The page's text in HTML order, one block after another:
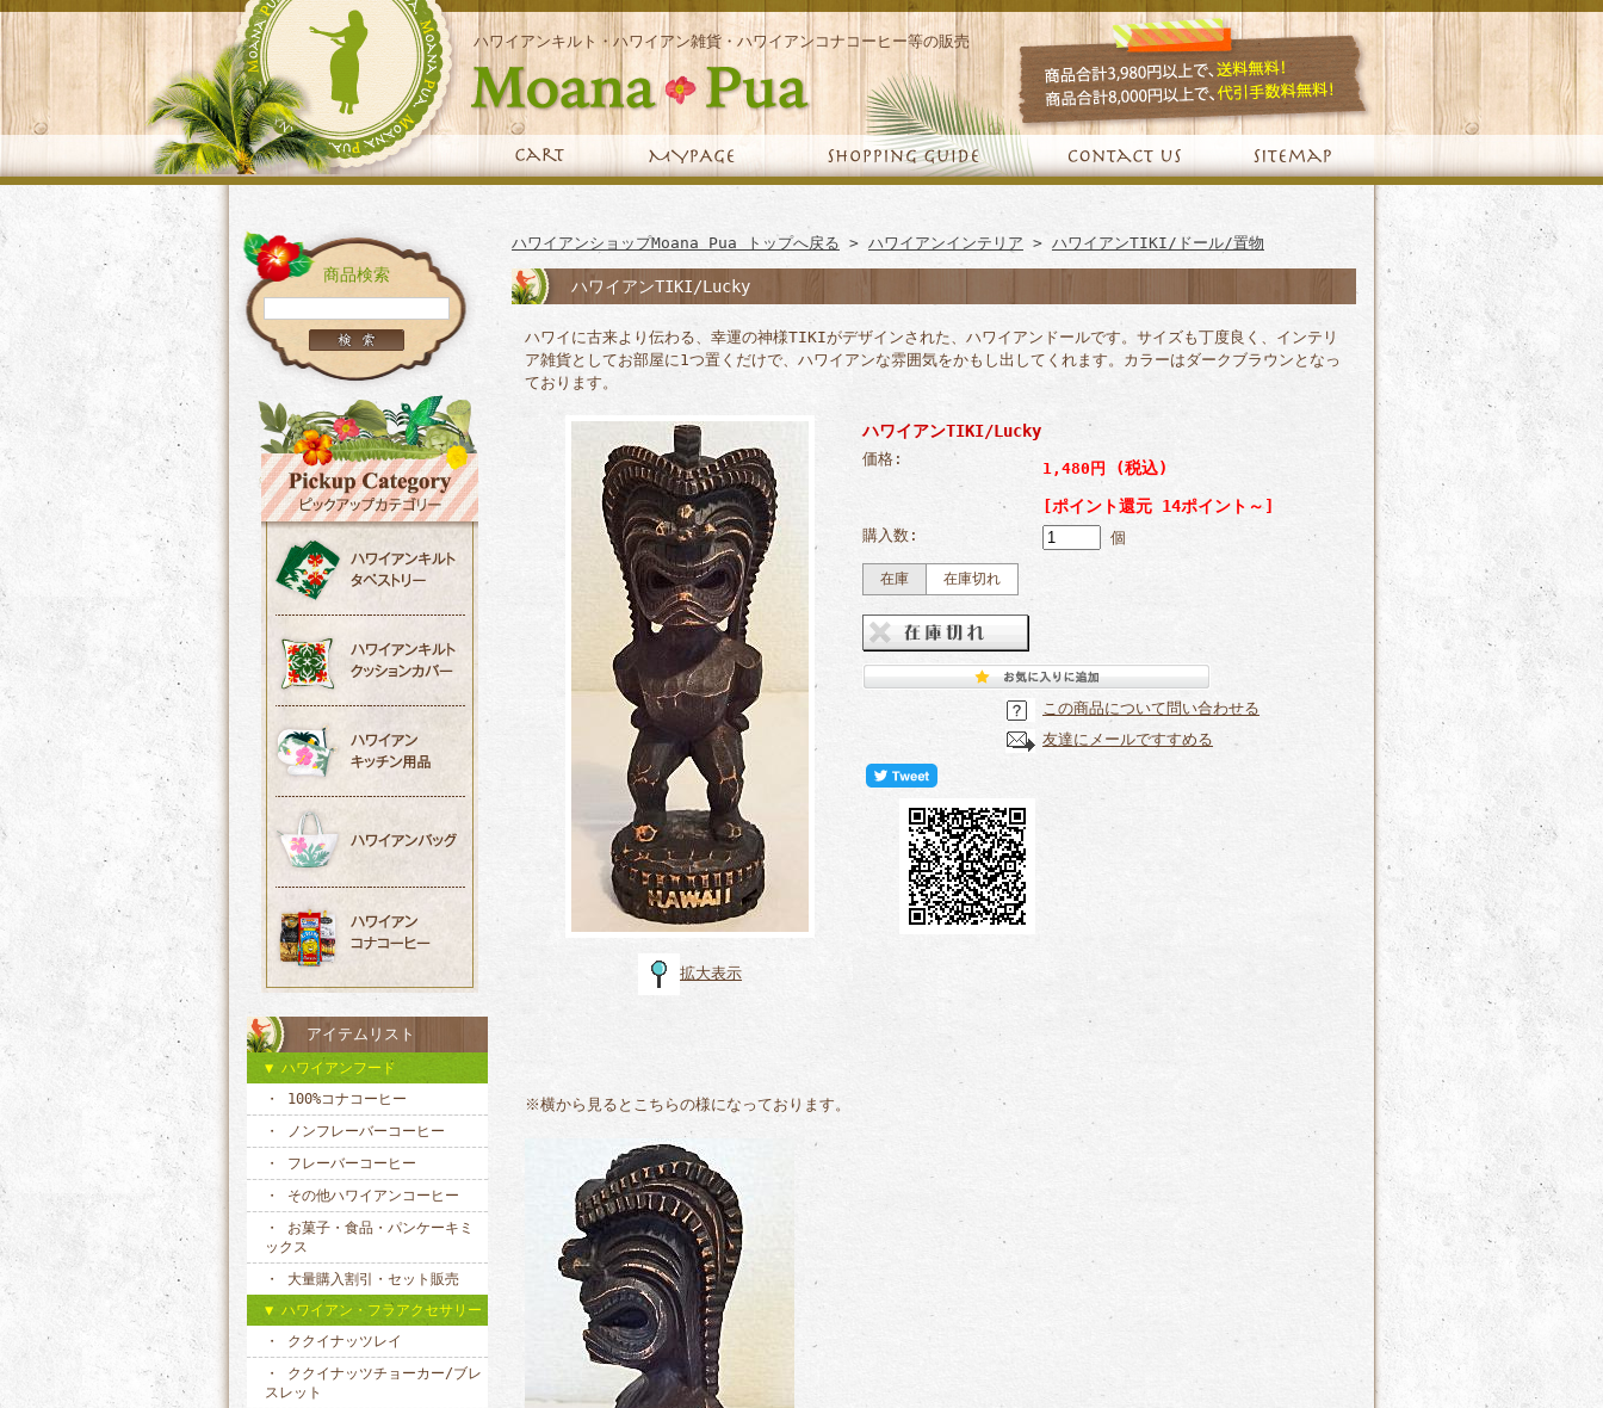
ハワイアンキルト・ハワイアン雑貨・ハワイアンコナコーヒー等の販売
商品検索
アイテムリスト
ハワイアンフード
100%コナコーヒー
ノンフレーバーコーヒー
フレーバーコーヒー
その他ハワイアンコーヒー
お菓子・食品・パンケーキミ
ックス
大量購入割引・セット販売
ハワイアン・フラアクセサリー
ククイナッツレイ
ククイナッツチョーカー/ブレ
スレット
ハワイアンショップMoana Pua トップへ戻る > ハワイアンインテリア > ハワイアンTIKI/ドール/置物
ハワイアンTIKI/Lucky
ハワイに古来より伝わる、幸運の神様TIKIがデザインされた、ハワイアンドールです。サイズも丁度良く、インテリ
ア雑貨としてお部屋に1つ置くだけで、ハワイアンな雰囲気をかもし出してくれます。カラーはダークブラウンとなっ
ております。
拡大表示
ハワイアンTIKI/Lucky
価格:
1,480円
(税込)
[ポイント還元 14ポイント～]
購入数: 個
在庫 在庫切れ
この商品について問い合わせる
友達にメールですすめる
※横から見るとこちらの様になっております。